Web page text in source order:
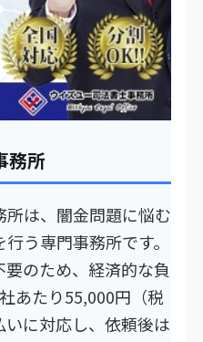
務所
は、闇金問題に悩む
う専門事務所です。
のため、経済的な負
あたり55,000円（税
に対応し、依頼後は